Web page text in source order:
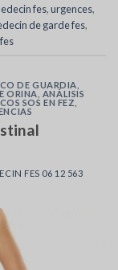
fes,urgences,
de garde fes,
DE GUARDIA
ORINA ANÁLISIS
SOS EN FEZ
FES 06 12 563